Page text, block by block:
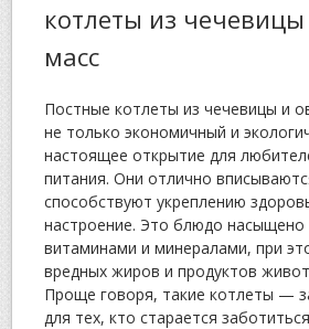
котлеты из
масс
Постные котлеты из чечевицы и
не только экономичный и
настоящее открытие для
питания. Они отлично
способствуют укреплению
настроение. Это блюдо насыщено
витаминами и минералами, при
вредных жиров и продуктов
Проще говоря, такие котлеты —
для тех, кто старается